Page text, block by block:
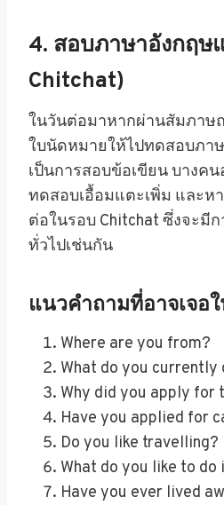
4. สอบภาษาอังกฤษ
Chitchat)
ในวันต่อมาหากผ่านสัมภาษ
ใบนัดหมายให้ไปทดสอบภา
เป็นการสอบข้อเขียน บางค
ทดสอบเอื้อมแตะเพิ่ม และห
ต่อในรอบ Chitchat ซึ่งจะมี
ทั่วไปเช่นกัน
แนวคำถามที่อาจเจอ
Where are you from?
What do you currently
Why did you apply for
Have you applied for
Do you like travelling?
What do you like to
Have you ever lived